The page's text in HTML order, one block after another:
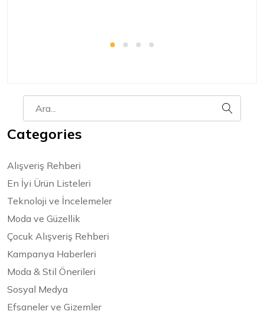
Categories
Alışveriş Rehberi
En İyi Ürün Listeleri
Teknoloji ve İncelemeler
Moda ve Güzellik
Çocuk Alışveriş Rehberi
Kampanya Haberleri
Moda & Stil Önerileri
Sosyal Medya
Efsaneler ve Gizemler